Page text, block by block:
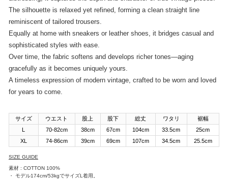
The silhouette is relaxed yet refined, forming a clean straight line
reminiscent of tailored trousers.
Equally at home with sneakers or leather shoes, it bridges casual and
sophisticated styles with ease.
Over time, the fabric softens and develops richer tones—aging
gracefully as it becomes uniquely yours.
A timeless expression of modern vintage, crafted to be worn and loved
for years to come.
サイズ ウエスト 股上 股下 総丈 ワタリ
裾幅
70-82cm 38cm 67cm 104cm 33.5cm
25cm
XL
74-86cm 39cm 69cm 107cm 34.5cm 25.5cm
SIZE GUIDE
素材 : COTTON 100%
・ モデル174cm/53kgでサイズL着用。